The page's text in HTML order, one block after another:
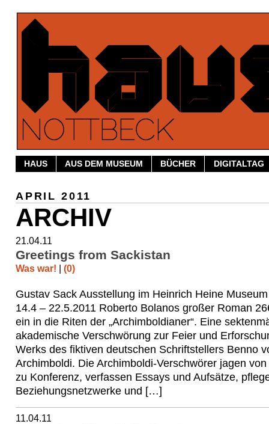
HAUS AUS DEM MUSEUM BÜCHER DIGITALTAG
APRIL 2011
ARCHIV
21.04.11
Greetings from Sackistan
Was war! | (0)
Gustav Sack Ausstellung im Heinrich Heine
14.4 – 22.5.2011 Roberto Bolanos großer Roman
ein in die Riten der „Archimboldianer“. Eine
akademische Verschwörung zur Feier und
Werks des fiktiven deutschen Schriftstellers Benno
Archimboldi. Die Archimboldi-Verschwörer jagen
zu Konferenz, verfassen Essays und Aufsätze,
Beziehungsnetzwerke und […]
11.04.11